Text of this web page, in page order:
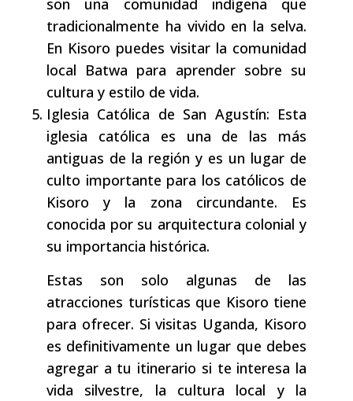
tradicionalmente ha vivido en la selva.
En Kisoro puedes visitar la comunidad
local Batwa para aprender sobre su
cultura y estilo de vida.
Iglesia Católica de San Agustín: Esta
iglesia católica es una de las más
antiguas de la región y es un lugar de
culto importante para los católicos de
Kisoro y la zona circundante. Es
conocida por su arquitectura colonial y
su importancia histórica.
Estas son solo algunas de las
atracciones turísticas que Kisoro tiene
para ofrecer. Si visitas Uganda, Kisoro
es definitivamente un lugar que debes
agregar a tu itinerario si te interesa la
vida silvestre, la cultura local y la